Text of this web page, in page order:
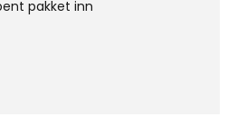
pakket inn